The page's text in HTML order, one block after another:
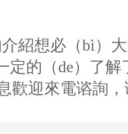
紹想必（bì）
定的（de）了
歡迎來電谘詢